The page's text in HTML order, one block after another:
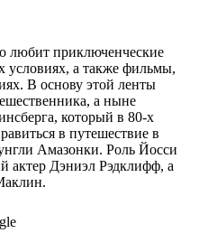
любит приключенческие
а также фильмы,
В основу этой ленты
а ныне
который в 80-х
в путешествие в
Амазонки. Роль Йосси
актер Дэниэл Рэдклифф, а